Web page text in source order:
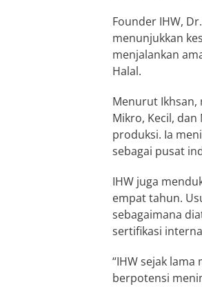
Founder IHW,
menunjukkan
menjalankan
Halal.
Menurut Ikhsan,
Mikro, Kecil,
produksi. Ia
sebagai pusat
IHW juga
empat tahun.
sebagaimana
sertifikasi
“IHW sejak
berpotensi